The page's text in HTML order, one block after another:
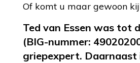
Of komt u maar gewoon
Ted van Essen was tot
(BIG-nummer:
griepexpert. Daarnaast